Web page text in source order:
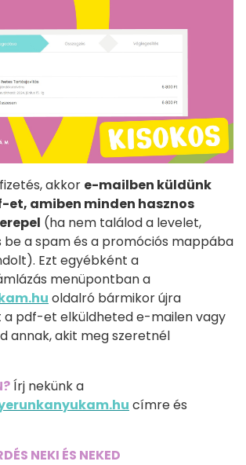
akkor e-mailben küldünk
et, amiben minden hasznos
(ha nem találod a levelet,
be a spam és a promóciós mappába
Ezt egyébként a
menüpontban a
oldalró bármikor újra
a pdf-et elküldheted e-mailen vagy
annak, akit meg szeretnél
Írj nekünk a
címre és
NEKI ÉS NEKED